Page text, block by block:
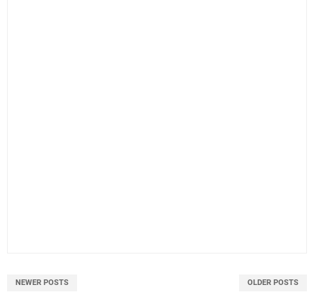
NEWER POSTS OLDER POSTS